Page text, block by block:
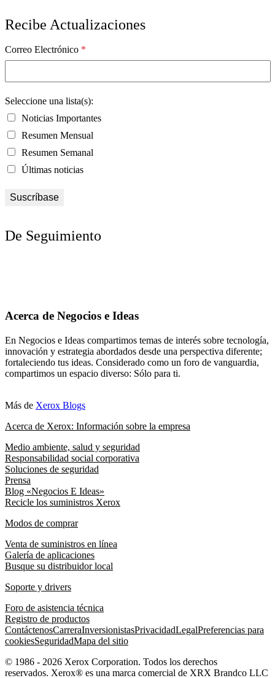
Recibe Actualizaciones
Correo Electrónico *
Seleccione una lista(s):
Noticias Importantes
Resumen Mensual
Resumen Semanal
Últimas noticias
De Seguimiento
Acerca de Negocios e Ideas
En Negocios e Ideas compartimos temas de interés sobre tecnología,
innovación y estrategia abordados desde una perspectiva diferente;
fortaleciendo tus ideas. Considerado como un foro de vanguardia,
compartimos un espacio diverso: Sólo para ti.
Más de Xerox Blogs
Acerca de Xerox: Información sobre la empresa
Medio ambiente, salud y seguridad
Responsabilidad social corporativa
Soluciones de seguridad
Prensa
Blog «Negocios E Ideas»
Recicle los suministros Xerox
Modos de comprar
Venta de suministros en línea
Galería de aplicaciones
Busque su distribuidor local
Soporte y drivers
Foro de asistencia técnica
Registro de productos
ContáctenosCarreraInversionistasPrivacidadLegalPreferencias para
cookiesSeguridadMapa del sitio
© 1986 - 2026 Xerox Corporation. Todos los derechos
reservados. Xerox® es una marca comercial de XRX Brandco LLC